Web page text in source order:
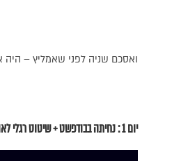
ואסכם שניה לפני שאמליץ – היה
יום 1 : נחיתה בבודפשט + שיטוט רגלי לאורך הדנובה וגשר ה Lanchid